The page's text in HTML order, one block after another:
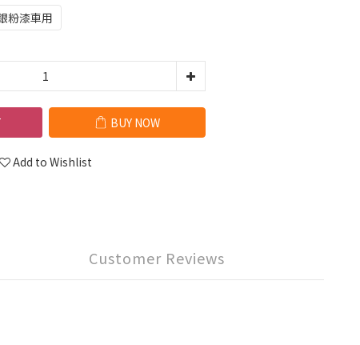
粉漆車用
BUY NOW
Add to Wishlist
Customer Reviews